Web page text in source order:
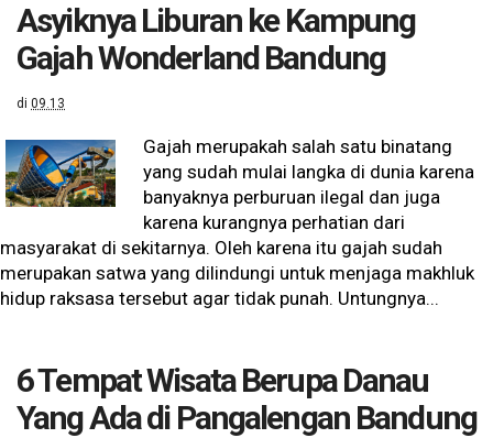
Asyiknya Liburan ke Kampung
Gajah Wonderland Bandung
di 09.13
Gajah merupakah salah satu binatang
yang sudah mulai langka di dunia karena
banyaknya perburuan ilegal dan juga
karena kurangnya perhatian dari
masyarakat di sekitarnya. Oleh karena itu gajah sudah
merupakan satwa yang dilindungi untuk menjaga makhluk
hidup raksasa tersebut agar tidak punah. Untungnya...
6 Tempat Wisata Berupa Danau
Yang Ada di Pangalengan Bandung